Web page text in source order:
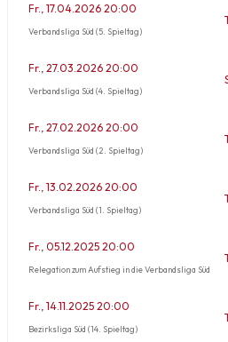
Fr., 17.04.2026 20:00
Verbandsliga Süd (5. Spieltag)
Fr., 27.03.2026 20:00
Verbandsliga Süd (4. Spieltag)
Fr., 27.02.2026 20:00
Verbandsliga Süd (2. Spieltag)
Fr., 13.02.2026 20:00
Verbandsliga Süd (1. Spieltag)
Fr., 05.12.2025 20:00
Relegation zum Aufstieg in die Verbandsliga Süd
Fr., 14.11.2025 20:00
Bezirksliga Süd (14. Spieltag)